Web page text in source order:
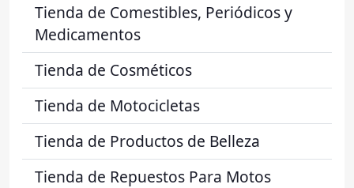
Tienda de Comestibles, Periódicos y
Medicamentos
Tienda de Cosméticos
Tienda de Motocicletas
Tienda de Productos de Belleza
Tienda de Repuestos Para Motos